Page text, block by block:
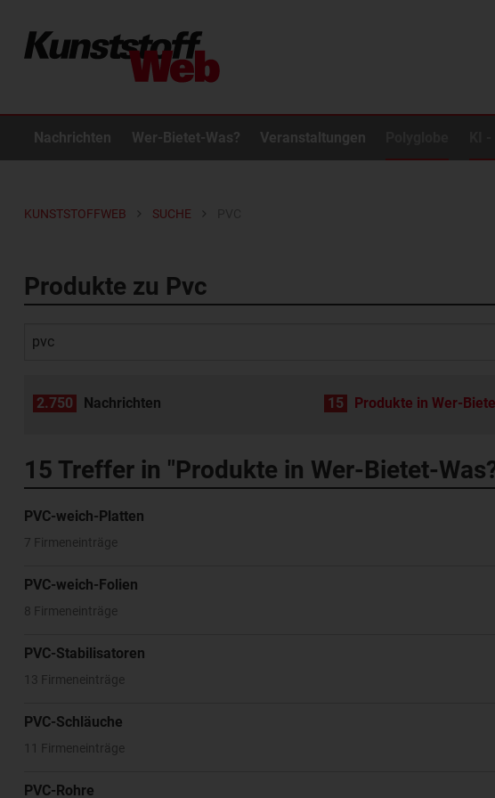
Nachrichten Wer-Bietet-Was? Veranstaltungen
KUNSTSTOFFWEB SUCHE
Produkte zu Pvc
2.750 Nachrichten 15 Produkte in Wer-
15 Treffer in "Produkte in Wer-Bietet-
PVC-weich-Platten
7 Firmeneinträge
PVC-weich-Folien
8 Firmeneinträge
PVC-Stabilisatoren
13 Firmeneinträge
PVC-Schläuche
11 Firmeneinträge
PVC-Rohre